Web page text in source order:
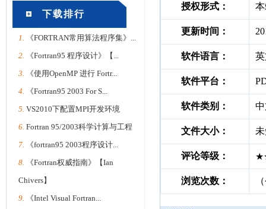
下载排行
1.
《FORTRAN常用算法程序集》...
2.
《Fortran95 程序设计》【...
3.
《使用OpenMP 进行 Fortr...
4.
《Fortran95 2003 For S...
5. VS2010下配置MPI开发环境
6. Fortran 95/2003科学计算与工程
7.
《fortran95 2003程序设计...
8.
《Fortran权威指南》【Ian
Chivers】
9.
《Intel Visual Fortran...
授权形式：
更新时间：
软件语言：
软件平台：
软件类别：
文件大小：
评论等级：
浏览次数：